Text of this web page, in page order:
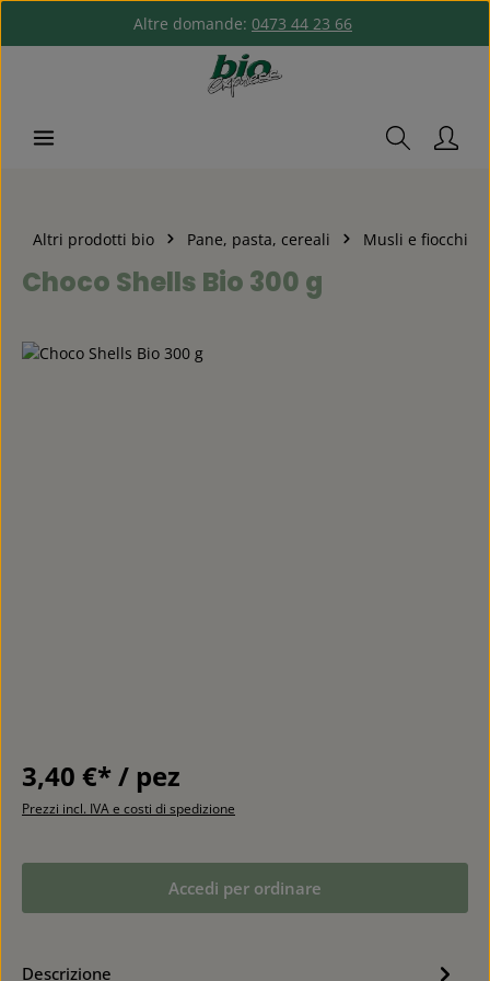
Passa al contenuto principale
Altre domande: 0473 44 23 66
Altri prodotti bio Pane, pasta, cereali Musli e fiocchi
Choco Shells Bio 300 g
Salta la galleria di immagini
3,40 €* / pez
Prezzi incl. IVA e costi di spedizione
Accedi per ordinare
Descrizione